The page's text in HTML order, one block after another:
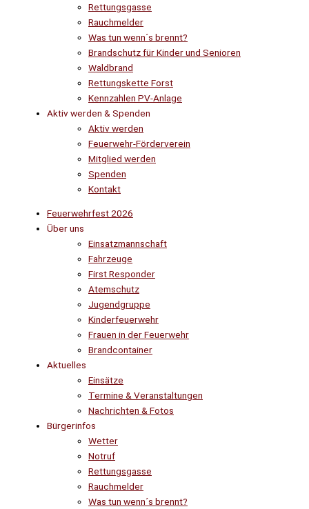
Rettungsgasse
Rauchmelder
Was tun wenn´s brennt?
Brandschutz für Kinder und Senioren
Waldbrand
Rettungskette Forst
Kennzahlen PV-Anlage
Aktiv werden & Spenden
Aktiv werden
Feuerwehr-Förderverein
Mitglied werden
Spenden
Kontakt
Feuerwehrfest 2026
Über uns
Einsatzmannschaft
Fahrzeuge
First Responder
Atemschutz
Jugendgruppe
Kinderfeuerwehr
Frauen in der Feuerwehr
Brandcontainer
Aktuelles
Einsätze
Termine & Veranstaltungen
Nachrichten & Fotos
Bürgerinfos
Wetter
Notruf
Rettungsgasse
Rauchmelder
Was tun wenn´s brennt?